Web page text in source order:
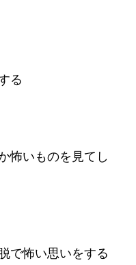
る
怖いものを見てし
で怖い思いをする